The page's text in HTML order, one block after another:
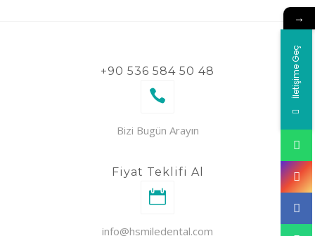
+90 536 584 50 48
Bizi Bugün Arayın
Fiyat Teklifi Al
info@hsmiledental.com
→
İletişime Geç